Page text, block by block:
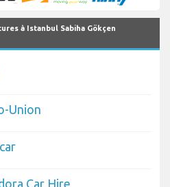
à Istanbul Sabiha Gökçen
Union
Car Hire